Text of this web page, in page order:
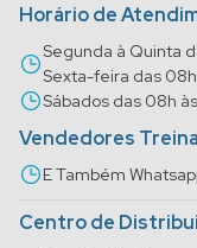
Horário de
Segunda à Quinta
Sexta-feira das
Sábados das 08h
Vendedores
E Também
Centro de